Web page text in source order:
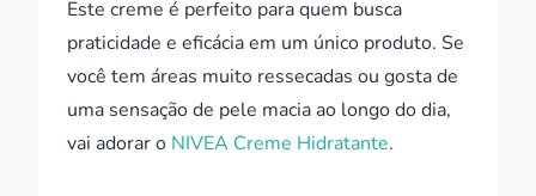
Este creme é perfeito para quem busca
praticidade e eficácia em um único produto. Se
você tem áreas muito ressecadas ou gosta de
uma sensação de pele macia ao longo do dia,
vai adorar o NIVEA Creme Hidratante.